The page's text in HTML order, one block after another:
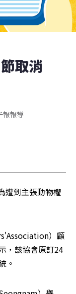
取消
報報導
遭到主張動物權
）顧
，該協會原訂24
。